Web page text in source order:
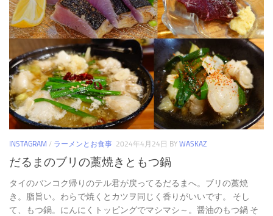
INSTAGRAM / ラーメンとお食事 2024年4月24日 BY WASKAZ
だるまのブリの藁焼きともつ鍋
タイのバンコク帰りのテル君が戻ってるだるまへ。ブリの藁焼
き。脂旨い。わらで焼くとカツヲ同じく香りがいいです。 そし
て、もつ鍋。にんにくトッピングでマシマシ～。醤油のもつ鍋 そ